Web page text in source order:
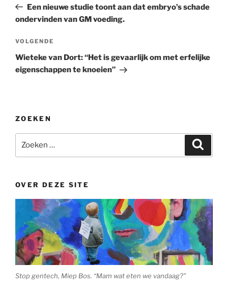
berichtEen nieuwe studie toont aan dat embryo’s schade
ondervinden van GM voeding.
Volgend
bericht
VOLGENDE
Wieteke van Dort: “Het is gevaarlijk om met erfelijke
eigenschappen te knoeien”
ZOEKEN
naar:
OVER DEZE SITE
Stop gentech, Miep Bos. “Mam wat eten we vandaag?”